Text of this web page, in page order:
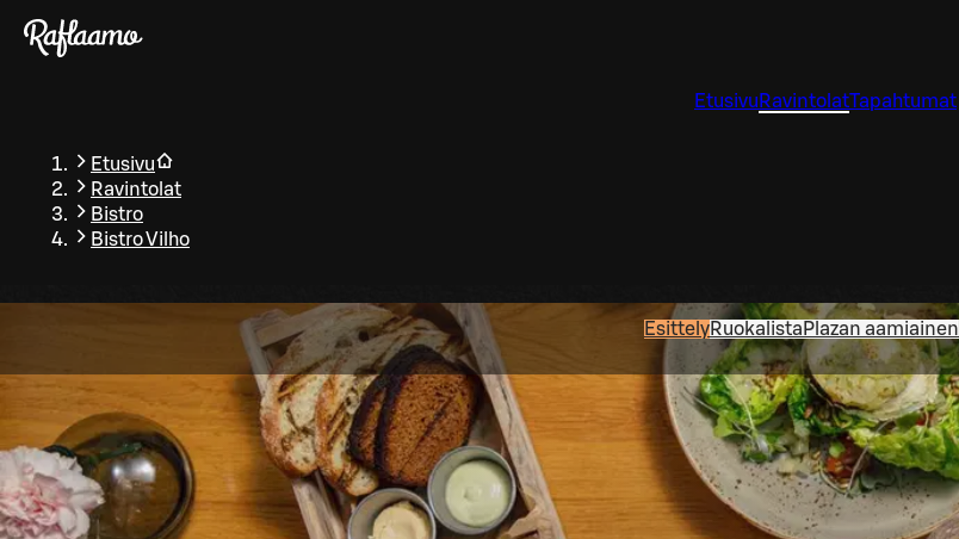
Siirry pääsisältöön
Etusivu RavintolatTapahtumat
Etusivu
Ravintolat
Bistro
Bistro Vilho
EsittelyRuokalista Plazan aamiainen